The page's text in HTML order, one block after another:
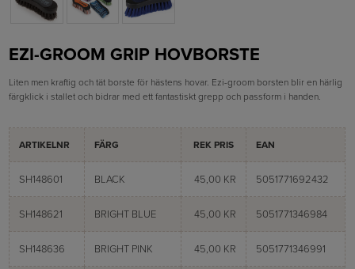
EZI-GROOM GRIP HOVBORSTE
Liten men kraftig och tät borste för hästens hovar. Ezi-groom borsten blir en härlig
färgklick i stallet och bidrar med ett fantastiskt grepp och passform i handen.
ARTIKELNR FÄRG REK PRIS EAN
SH148601 BLACK 45,00 KR 5051771692432
SH148621 BRIGHT BLUE 45,00 KR 5051771346984
SH148636 BRIGHT PINK 45,00 KR 5051771346991